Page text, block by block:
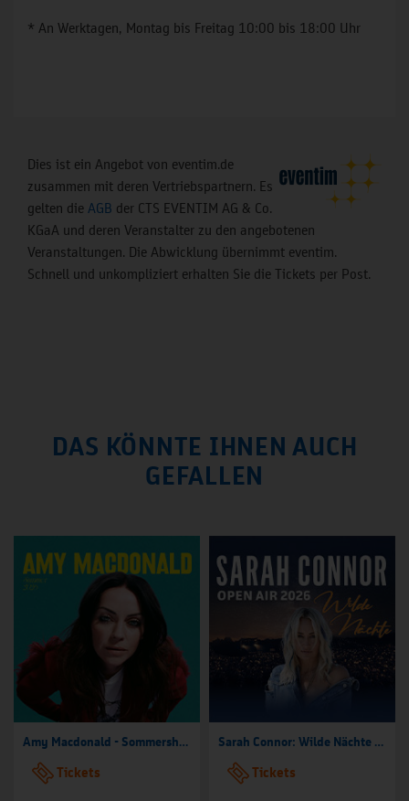
* An Werktagen, Montag bis Freitag 10:00 bis 18:00 Uhr
Dies ist ein Angebot von eventim.de
zusammen mit deren Vertriebspartnern. Es
gelten die AGB der CTS EVENTIM AG & Co.
KGaA und deren Veranstalter zu den angebotenen
Veranstaltungen. Die Abwicklung übernimmt eventim.
Schnell und unkompliziert erhalten Sie die Tickets per Post.
DAS KÖNNTE IHNEN AUCH
GEFALLEN
Amy Macdonald - Sommershows 2026
Tickets
Sarah Connor: Wilde Nächte - Open Air 2026
Tickets